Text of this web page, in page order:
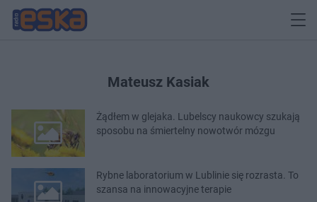
Mateusz Kasiak
Żądłem w glejaka. Lubelscy naukowcy szukają
sposobu na śmiertelny nowotwór mózgu
Rybne laboratorium w Lublinie się rozrasta. To
szansa na innowacyjne terapie